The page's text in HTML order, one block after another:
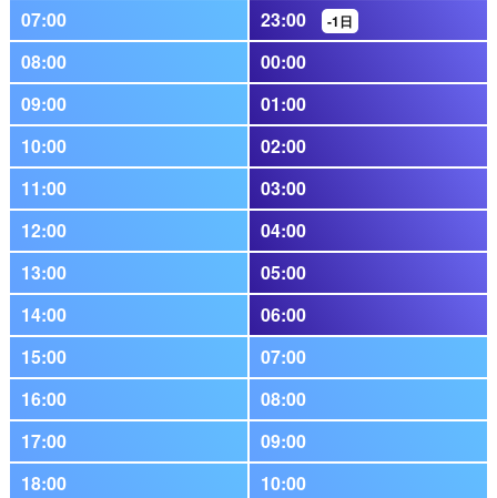
07:00 23:00 -1日
08:00
00:00
09:00
01:00
10:00
02:00
11:00
03:00
12:00
04:00
13:00
05:00
14:00
06:00
15:00
07:00
16:00
08:00
17:00
09:00
18:00
10:00